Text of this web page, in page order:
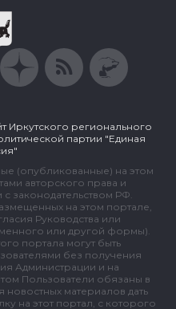
Иркутского регионального
партии "Единая
(опубликованные) на этом
авторского права и
с законодательством РФ.
на этом портале,
Руководства или
или другой формы).
портала могут быть
без получения
Администрации и на
Пользователи обязаны в
материалов дать
на этот портал, с которого